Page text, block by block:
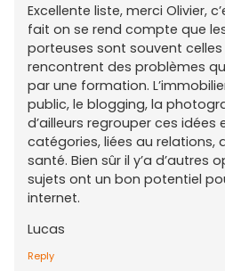
Excellente liste, merci Olivier,
fait on se rend compte que
porteuses sont souvent celles
rencontrent des problèmes
par une formation.
public, le blogging, la
d’ailleurs regrouper ces idées
catégories, liées au relations,
santé. Bien sûr il y’a d’autres
sujets ont un bon potentiel
internet.
Lucas
Reply